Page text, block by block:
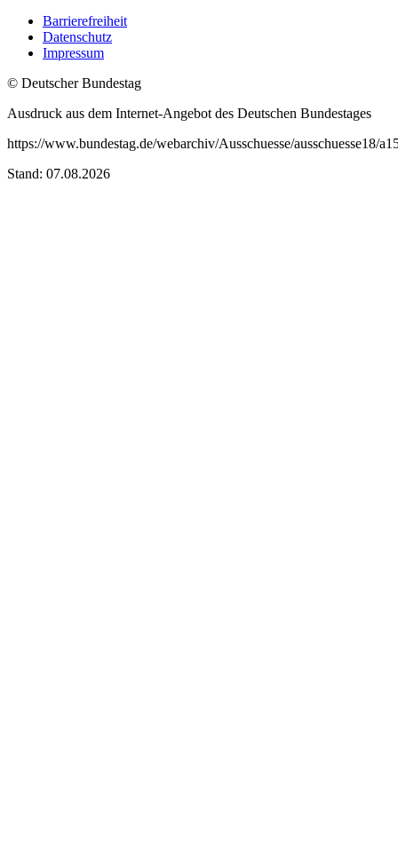
Barrierefreiheit
Datenschutz
Impressum
© Deutscher Bundestag
Ausdruck aus dem Internet-Angebot des Deutschen Bundestages
https://www.bundestag.de/webarchiv/Ausschuesse/ausschuesse18/
Stand: 07.08.2026